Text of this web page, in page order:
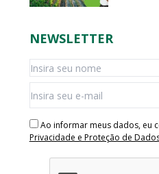
NEWSLETTER
Ao informar meus dados, eu
Privacidade e Proteção de